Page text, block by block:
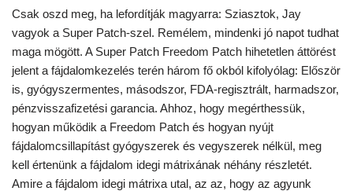
Csak oszd meg, ha lefordítják magyarra: Sziasztok, Jay
vagyok a Super Patch-szel. Remélem, mindenki jó napot tudhat
maga mögött. A Super Patch Freedom Patch hihetetlen áttörést
jelent a fájdalomkezelés terén három fő okból kifolyólag: Először
is, gyógyszermentes, másodszor, FDA-regisztrált, harmadszor,
pénzvisszafizetési garancia. Ahhoz, hogy megérthessük,
hogyan működik a Freedom Patch és hogyan nyújt
fájdalomcsillapítást gyógyszerek és vegyszerek nélkül, meg
kell értenünk a fájdalom idegi mátrixának néhány részletét.
Amire a fájdalom idegi mátrixa utal, az az, hogy az agyunk